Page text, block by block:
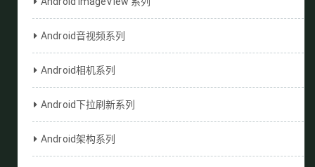
Android音视频系列
Android相机系列
Android下拉刷新系列
Android架构系列